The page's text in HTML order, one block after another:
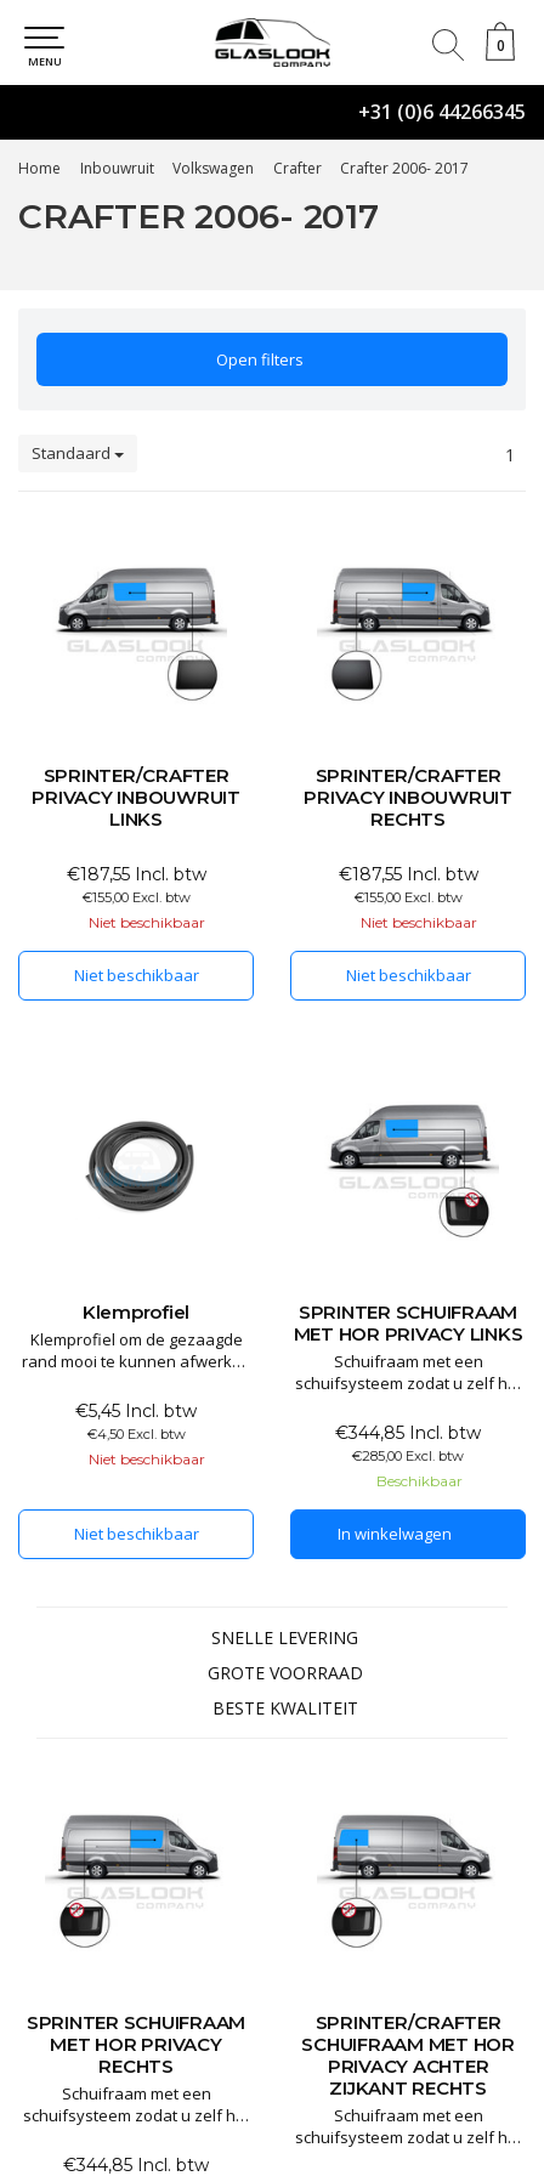
+31 (0)6 44266345
0
0
MENU
Home Inbouwruit Volkswagen Crafter Crafter 2006- 2017
CRAFTER 2006- 2017
Open filters
Standaard 1
SPRINTER/CRAFTER
PRIVACY INBOUWRUIT
LINKS
€187,55 Incl. btw
€155,00 Excl. btw
Niet beschikbaar
Niet beschikbaar
SPRINTER/CRAFTER
PRIVACY INBOUWRUIT
RECHTS
€187,55 Incl. btw
€155,00 Excl. btw
Niet beschikbaar
Niet beschikbaar
Klemprofiel
Klemprofiel om de gezaagde
rand mooi te kunnen afwerken
€5,45 Incl. btw
€4,50 Excl. btw
Niet beschikbaar
Niet beschikbaar
SPRINTER SCHUIFRAAM
MET HOR PRIVACY LINKS
Schuifraam met een
schuifsysteem zodat u zelf het
schuifraam is gemaakt van 80%
verduisterd privacyglas.
Hierdoor kunt u wel zelf naar
buiten kijken maar dit maakt
het lastig om naar binnen te
kijken. Dit handige schuifraam
is te
€344,85 Incl. btw
€285,00 Excl. btw
Beschikbaar
In winkelwagen
SNELLE LEVERING
GROTE VOORRAAD
BESTE KWALITEIT
SPRINTER SCHUIFRAAM
MET HOR PRIVACY
RECHTS
Schuifraam met een
schuifsysteem zodat u zelf het
schuifraam is gemaakt van 80%
€344,85 Incl. btw
SPRINTER/CRAFTER
SCHUIFRAAM MET HOR
PRIVACY ACHTER
ZIJKANT RECHTS
Schuifraam met een
schuifsysteem zodat u zelf het